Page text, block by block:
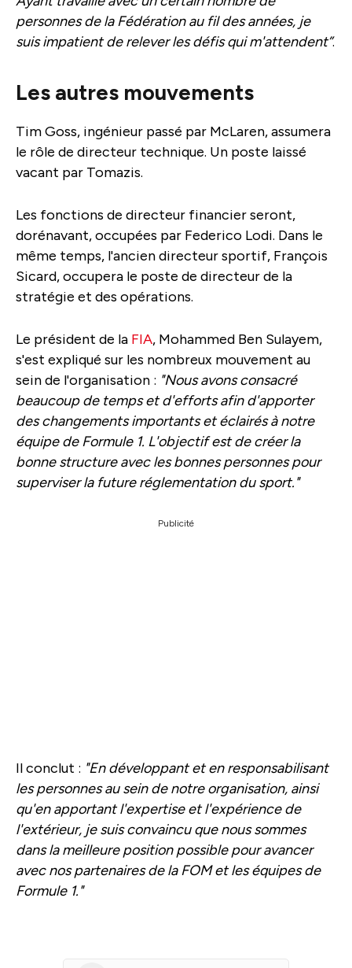
personnes de la Fédération au fil des années, je
suis impatient de relever les défis qui m'attendent”.
Les autres mouvements
Tim Goss, ingénieur passé par McLaren, assumera
le rôle de directeur technique. Un poste laissé
vacant par Tomazis.
Les fonctions de directeur financier seront,
dorénavant, occupées par Federico Lodi. Dans le
même temps, l'ancien directeur sportif, François
Sicard, occupera le poste de directeur de la
stratégie et des opérations.
Le président de la FIA, Mohammed Ben Sulayem,
s'est expliqué sur les nombreux mouvement au
sein de l'organisation : "Nous avons consacré
beaucoup de temps et d'efforts afin d'apporter
des changements importants et éclairés à notre
équipe de Formule 1. L'objectif est de créer la
bonne structure avec les bonnes personnes pour
superviser la future réglementation du sport."
Publicité
Il conclut : "En développant et en responsabilisant
les personnes au sein de notre organisation, ainsi
qu'en apportant l'expertise et l'expérience de
l'extérieur, je suis convaincu que nous sommes
dans la meilleure position possible pour avancer
avec nos partenaires de la FOM et les équipes de
Formule 1."